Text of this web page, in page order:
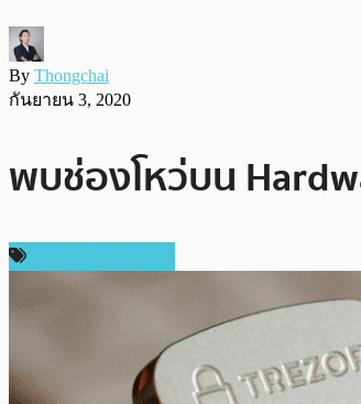
By Thongchai
กันยายน 3, 2020
พบช่องโหว่บน